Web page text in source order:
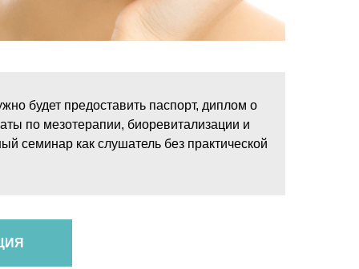
будет предоставить паспорт, диплом о
по мезотерапии, биоревитализации и
семинар как слушатель без практической